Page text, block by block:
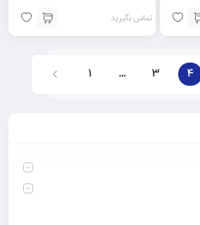
تماس بگیرید
1 … 3 4